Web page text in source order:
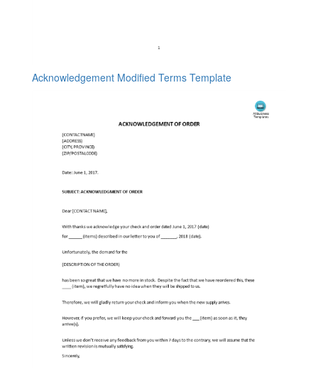
Acknowledgement Modified Terms Template